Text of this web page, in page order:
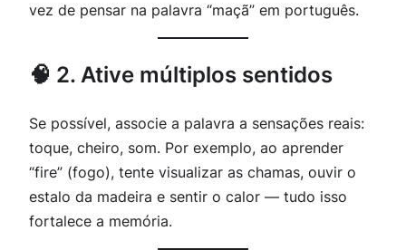
vez de pensar na palavra “maçã” em português.
🧠 2. Ative múltiplos sentidos
Se possível, associe a palavra a sensações reais:
toque, cheiro, som. Por exemplo, ao aprender
“fire” (fogo), tente visualizar as chamas, ouvir o
estalo da madeira e sentir o calor — tudo isso
fortalece a memória.